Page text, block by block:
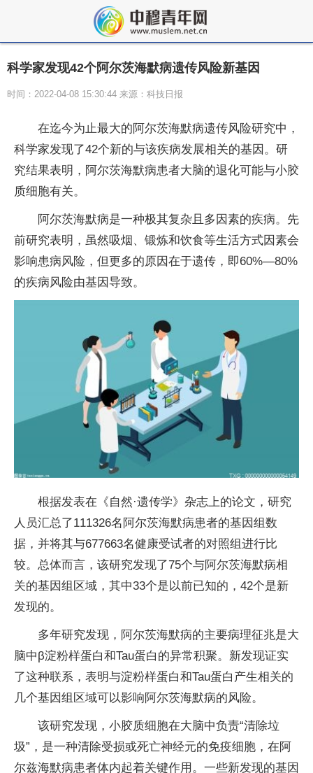
科学家发现42个阿尔茨海默病遗传风险新基因
时间：2022-04-08 15:30:44 来源：科技日报
在迄今为止最大的阿尔茨海默病遗传风险研究中，
科学家发现了42个新的与该疾病发展相关的基因。研
究结果表明，阿尔茨海默病患者大脑的退化可能与小胶
质细胞有关。
阿尔茨海默病是一种极其复杂且多因素的疾病。先
前研究表明，虽然吸烟、锻炼和饮食等生活方式因素会
影响患病风险，但更多的原因在于遗传，即60%—80%
的疾病风险由基因导致。
根据发表在《自然·遗传学》杂志上的论文，研究
人员汇总了111326名阿尔茨海默病患者的基因组数
据，并将其与677663名健康受试者的对照组进行比
较。总体而言，该研究发现了75个与阿尔茨海默病相
关的基因组区域，其中33个是以前已知的，42个是新
发现的。
多年研究发现，阿尔茨海默病的主要病理征兆是大
脑中β淀粉样蛋白和Tau蛋白的异常积聚。新发现证实
了这种联系，表明与淀粉样蛋白和Tau蛋白产生相关的
几个基因组区域可以影响阿尔茨海默病的风险。
该研究发现，小胶质细胞在大脑中负责“清除垃
圾”，是一种清除受损或死亡神经元的免疫细胞，在阿
尔兹海默病患者体内起着关键作用。一些新发现的基因